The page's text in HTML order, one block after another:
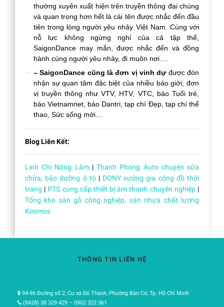
thường xuyên xuất hiện trên truyền thông đại chúng
và quan trọng hơn hết là cái tên được nhắc đến đầu
tiên trong lòng người yêu nhảy Việt Nam. Cùng với
nỗ lực không ngừng nghỉ của cả tập thể,
SaigonDance may mắn, được nhắc đến và đồng
hành cùng người yêu nhảy, đi muôn nơi….
– SaigonDance cũng là đơn vị vinh dựđược đón
nhận sự quan tâm đặc biệt của nhiều báo giới, đơn
vị truyền thông như VTV, HTV, VTC, báo Tuổi trẻ,
báo Vietnamnet, báo Dantri, tạp chí Đẹp, tạp chí thể
thao, Sức sống mới…
Blog Liên Kết:
Linh Chi Nông Lâm|Thanh Phong Auto chuyên sửa
chữa, bảo dưỡng ô tô| DONY xưởng gia công đồ thời
trang | PTS cung cấp thiết bị âm thanh chuyên nghiệp|
Tổng kho sàn gỗ công nghiệp, sàn nhựa chất lượng
Kosmos
THÔNG TIN LIÊN HỆ
94-96 Đường số 2, Cư xá Đô Thành, Phường Bàn Cờ, Tp. Hồ Chí Minh
(8428) 38 329 429 – 0902 322 361